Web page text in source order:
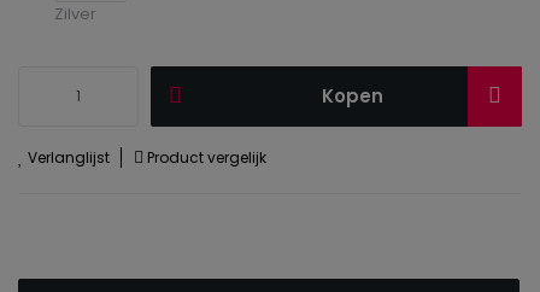
Zilver
Kopen
Verlanglijst Product vergelijk